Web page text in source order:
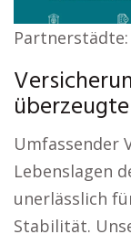
Umfassender
Lebenslagen
unerlässlich
Stabilität.